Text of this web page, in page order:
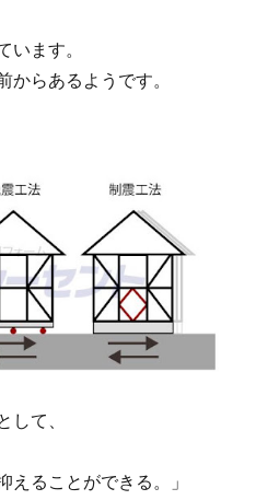
います。
からあるようです。
して、
えることができる。」